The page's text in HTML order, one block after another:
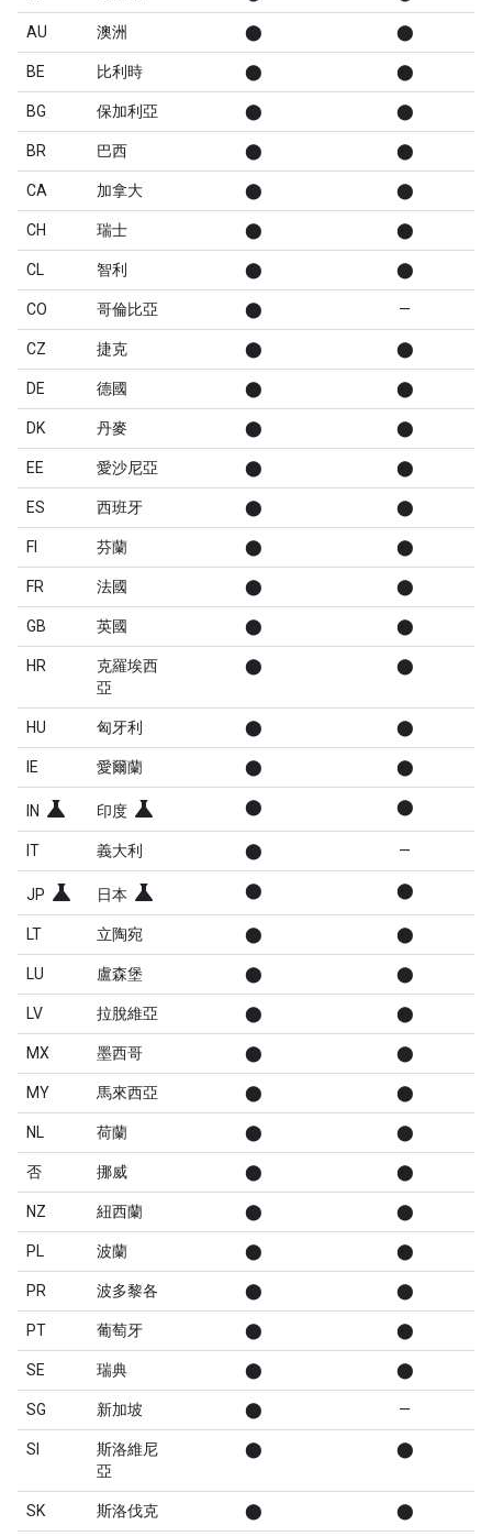
AU 澳洲 ⬤ ⬤
BE 比利時 ⬤ ⬤
BG 保加利亞 ⬤ ⬤
BR 巴西 ⬤ ⬤
CA 加拿大 ⬤ ⬤
CH 瑞士 ⬤ ⬤
CL 智利 ⬤ ⬤
CO 哥倫比亞 ⬤ —
CZ 捷克 ⬤ ⬤
DE 德國 ⬤ ⬤
DK 丹麥 ⬤ ⬤
EE 愛沙尼亞 ⬤ ⬤
ES 西班牙 ⬤ ⬤
FI 芬蘭 ⬤ ⬤
FR 法國 ⬤ ⬤
GB 英國 ⬤ ⬤
HR
克羅埃西
亞
⬤ ⬤
HU 匈牙利 ⬤ ⬤
IE 愛爾蘭 ⬤ ⬤
IN science 印度 science ⬤ ⬤
IT 義大利 ⬤ —
JP science 日本 science ⬤ ⬤
LT 立陶宛 ⬤ ⬤
LU 盧森堡 ⬤ ⬤
LV 拉脫維亞 ⬤ ⬤
MX 墨西哥 ⬤ ⬤
MY 馬來西亞 ⬤ ⬤
NL 荷蘭 ⬤ ⬤
否 挪威 ⬤ ⬤
NZ 紐西蘭 ⬤ ⬤
PL 波蘭 ⬤ ⬤
PR 波多黎各 ⬤ ⬤
PT 葡萄牙 ⬤ ⬤
SE 瑞典 ⬤ ⬤
SG 新加坡 ⬤ —
SI
斯洛維尼
亞
⬤ ⬤
SK 斯洛伐克 ⬤ ⬤